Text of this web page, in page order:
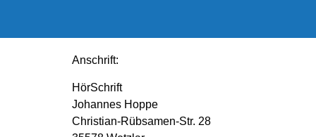
Anschrift:
HörSchrift
Johannes Hoppe
Christian-Rübsamen-Str. 28